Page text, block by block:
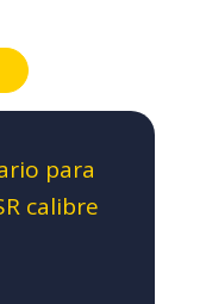
para
calibre